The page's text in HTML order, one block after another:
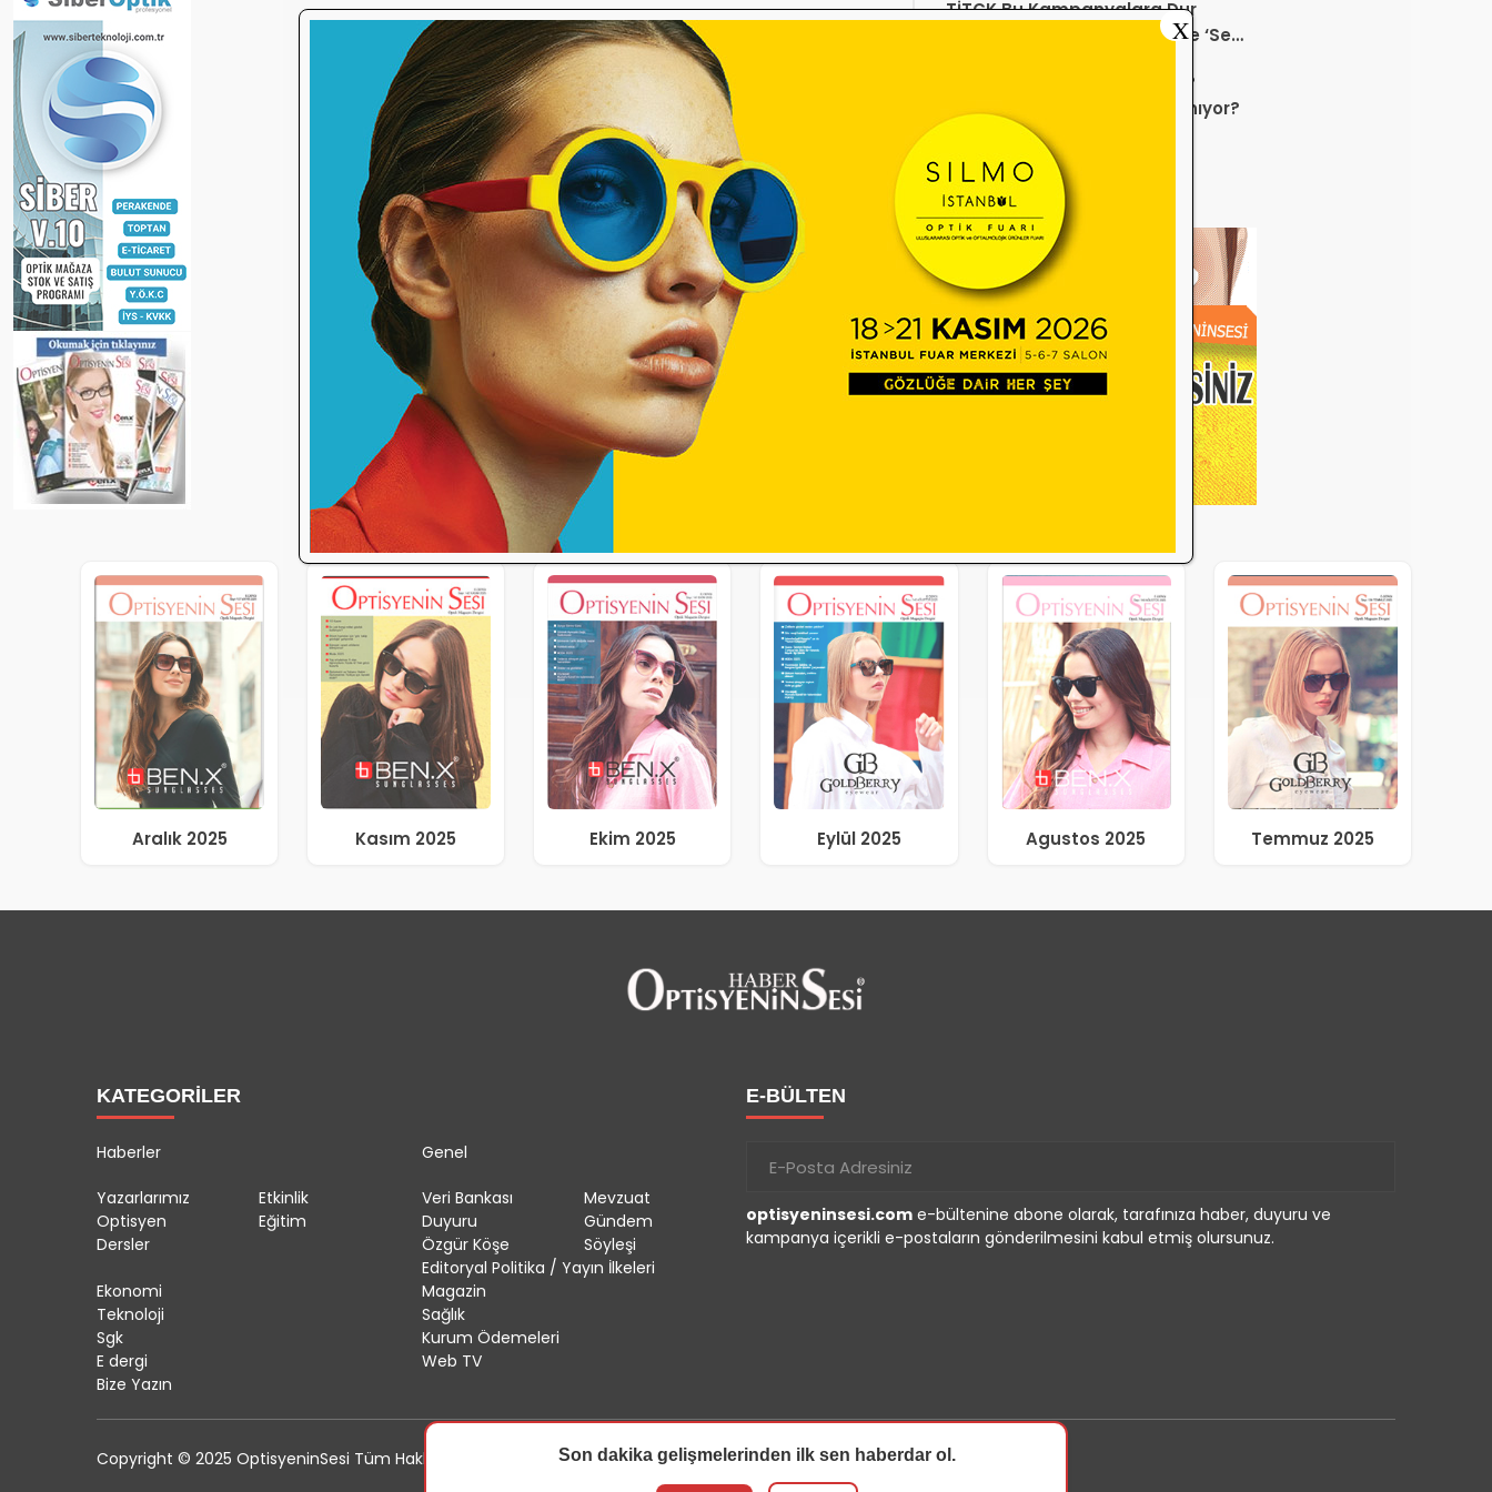
TİTCK Bu Kampanyalara Dur
Diyecek mi? Sağlık ürününde ‘Set
12:16
Optik sektörü neden durdu?
Temmuz ayında neler yaşanıyor?
ÜTS’de Miadı Dolan Gözlük
Çerçeveleri SGK İşlemlerini
Engelliyor!
09:54
Aralık 2025 Kasım 2025 Ekim 2025 Eylül 2025 Agustos 2025 Temmuz 2025
KATEGORİLER
Haberler
Yazarlarımız
Etkinlik
Optisyen
Eğitim
Dersler
Genel
Veri Bankası
Mevzuat
Duyuru
Gündem
Özgür Köşe
Söyleşi
Editoryal Politika / Yayın İlkeleri
Ekonomi
Magazin
Teknoloji
Sağlık
Sgk
Kurum Ödemeleri
E dergi
Web TV
Bize Yazın
E-BÜLTEN
optisyeninsesi.com e-bültenine abone olarak, tarafınıza haber, duyuru ve
kampanya içerikli e-postaların gönderilmesini kabul etmiş olursunuz.
Copyright © 2025 OptisyeninSesi Tüm Hakları Saklıdır.
X
Son dakika gelişmelerinden ilk sen haberdar ol.